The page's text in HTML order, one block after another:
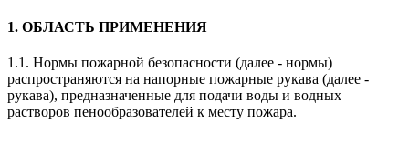
1. ОБЛАСТЬ ПРИМЕНЕНИЯ
1.1. Нормы пожарной безопасности (далее - нормы)
распространяются на напорные пожарные рукава (далее -
рукава), предназначенные для подачи воды и водных
растворов пенообразователей к месту пожара.